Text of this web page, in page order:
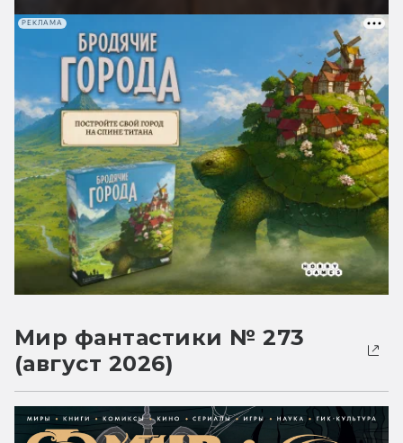
РЕКЛАМА
Мир фантастики № 273
(август 2026)